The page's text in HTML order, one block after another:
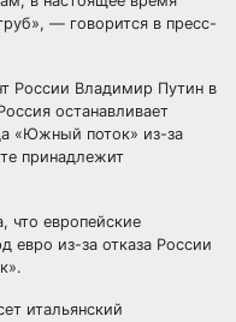
— говорится в пресс-
России Владимир Путин в
останавливает
«Южный поток» из-за
принадлежит
что европейские
евро из-за отказа России
итальянский